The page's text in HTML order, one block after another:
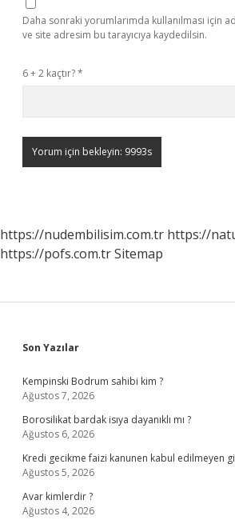
Daha sonraki yorumlarımda kullanılması için
ve site adresim bu tarayıcıya kaydedilsin.
6 + 2 kaçtır?*
https://nudembilisim.com.tr https://
https://pofs.com.trSitemap
Sidebar
Son Yazılar
Kempinski Bodrum sahibi kim ?
Ağustos 7, 2026
Borosilikat bardak isıya dayanıklı mı ?
Ağustos 6, 2026
Kredi gecikme faizi kanunen kabul edilmeyen
Ağustos 5, 2026
Avar kimlerdir ?
Ağustos 4, 2026